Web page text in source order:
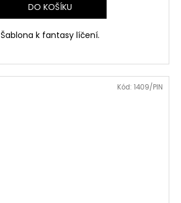
DO KOŠÍKU
Šablona k fantasy líčení.
Kód: 1409/PIN